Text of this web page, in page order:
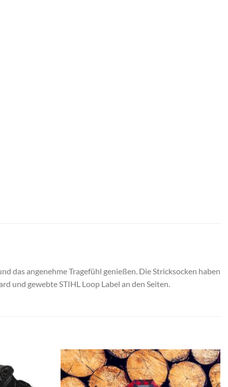
das angenehme Tragefühl genießen. Die Stricksocken haben
und gewebte STIHL Loop Label an den Seiten.